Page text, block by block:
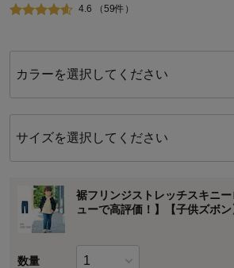
4.6 （59件）
カラーを選択してください
サイズを選択してください
裾フリンジストレッチスキニ
ューで高評価！】【子供ズボン
数量